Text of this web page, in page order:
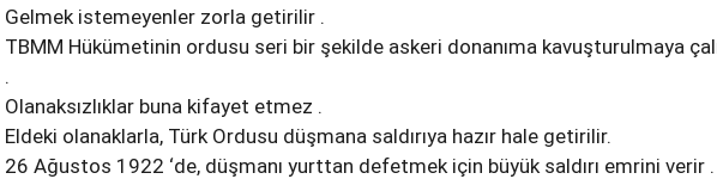
Gelmek istemeyenler zorla getirilir .
TBMM Hükümetinin ordusu seri bir şekilde askeri donanıma kavuşturulmaya
.
Olanaksızlıklar buna kifayet etmez .
Eldeki olanaklarla, Türk Ordusu düşmana saldırıya hazır hale getirilir.
26 Ağustos 1922 ‘de, düşmanı yurttan defetmek için büyük saldırı emrini verir .